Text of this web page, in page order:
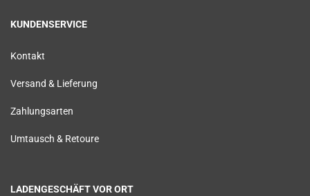
KUNDENSERVICE
Kontakt
Versand & Lieferung
Zahlungsarten
Umtausch & Retoure
LADENGESCHÄFT VOR ORT